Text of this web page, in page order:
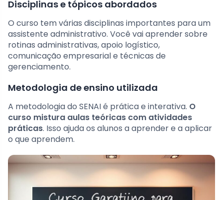
Disciplinas e tópicos abordados
O curso tem várias disciplinas importantes para um
assistente administrativo. Você vai aprender sobre
rotinas administrativas, apoio logístico,
comunicação empresarial e técnicas de
gerenciamento.
Metodologia de ensino utilizada
A metodologia do SENAI é prática e interativa. O
curso mistura aulas teóricas com atividades
práticas. Isso ajuda os alunos a aprender e a aplicar
o que aprendem.